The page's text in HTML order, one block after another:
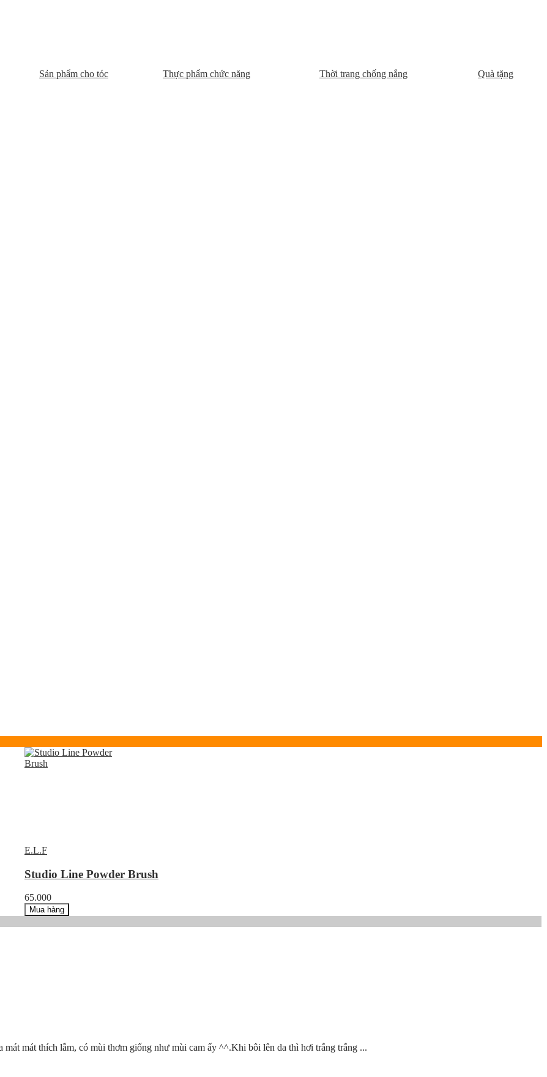
Sản phẩm cho tóc Thực phẩm chức năng Thời trang chống nắng
Quà tặng
E.L.F
Studio Line Powder Brush
65.000
Mua hàng
mát thích lắm, có mùi thơm giống như mùi cam ấy ^^.Khi bôi lên da thì hơi trắng trắng ...